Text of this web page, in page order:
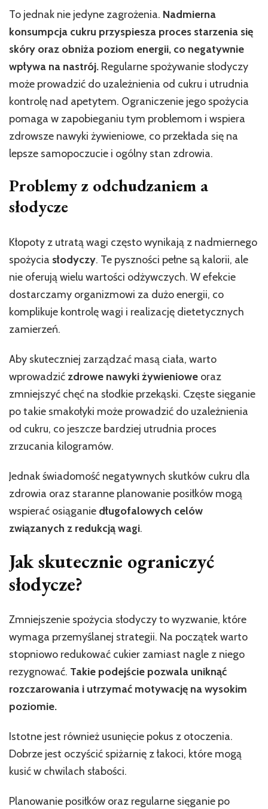
To jednak nie jedyne zagrożenia. Nadmierna
konsumpcja cukru przyspiesza proces starzenia się
skóry oraz obniża poziom energii, co negatywnie
wpływa na nastrój. Regularne spożywanie słodyczy
może prowadzić do uzależnienia od cukru i utrudnia
kontrolę nad apetytem. Ograniczenie jego spożycia
pomaga w zapobieganiu tym problemom i wspiera
zdrowsze nawyki żywieniowe, co przekłada się na
lepsze samopoczucie i ogólny stan zdrowia.
Problemy z odchudzaniem a
słodycze
Kłopoty z utratą wagi często wynikają z nadmiernego
spożycia słodyczy. Te pyszności pełne są kalorii, ale
nie oferują wielu wartości odżywczych. W efekcie
dostarczamy organizmowi za dużo energii, co
komplikuje kontrolę wagi i realizację dietetycznych
zamierzeń.
Aby skuteczniej zarządzać masą ciała, warto
wprowadzićzdrowe nawyki żywieniowe oraz
zmniejszyć chęć na słodkie przekąski. Częste sięganie
po takie smakołyki może prowadzić do uzależnienia
od cukru, co jeszcze bardziej utrudnia proces
zrzucania kilogramów.
Jednak świadomość negatywnych skutków cukru dla
zdrowia oraz staranne planowanie posiłków mogą
wspierać osiąganie długofalowych celów
związanych z redukcją wagi.
Jak skutecznie ograniczyć
słodycze?
Zmniejszenie spożycia słodyczy to wyzwanie, które
wymaga przemyślanej strategii. Na początek warto
stopniowo redukować cukier zamiast nagle z niego
rezygnować. Takie podejście pozwala uniknąć
rozczarowania i utrzymać motywację na wysokim
poziomie.
Istotne jest również usunięcie pokus z otoczenia.
Dobrze jest oczyścić spiżarnię z łakoci, które mogą
kusić w chwilach słabości.
Planowanie posiłków oraz regularne sięganie po